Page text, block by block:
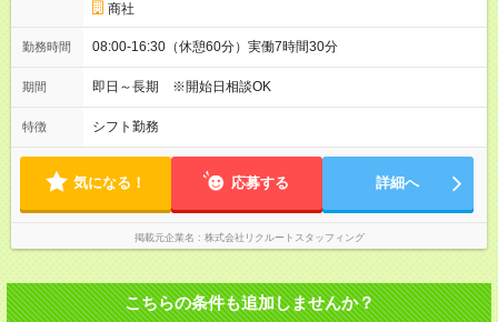
商社
勤務時間 08:00-16:30（休憩60分）実働7時間30分
期間 即日～長期 ※開始日相談OK
特徴 シフト勤務
気になる！ 応募する 詳細へ
掲載元企業名 株式会社リクルートスタッフィング
こちらの条件も追加しませんか？